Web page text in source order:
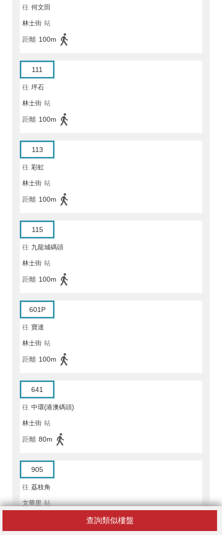
查詢類似樓盤
往 何文田
林士街 站
距離 100m
111
往 坪石
林士街 站
距離 100m
113
往 彩虹
林士街 站
距離 100m
115
往 九龍城碼頭
林士街 站
距離 100m
601P
往 寶達
林士街 站
距離 100m
641
往 中環(港澳碼頭)
林士街 站
距離 80m
905
往 荔枝角
文華里 站